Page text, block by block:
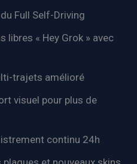
Full Self-Driving
libres « Hey Grok » avec
trajets amélioré
visuel pour plus de
continu 24h